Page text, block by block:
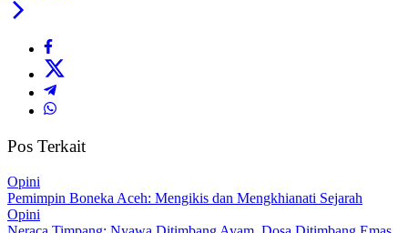
Pos Terkait
Opini
Pemimpin Boneka Aceh: Mengikis dan Mengkhianati Sejarah
Opini